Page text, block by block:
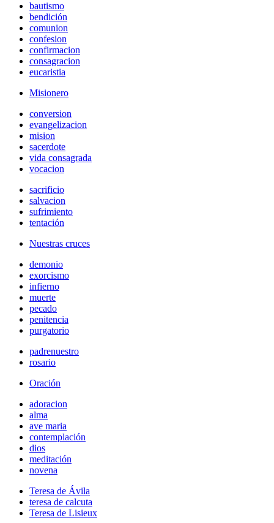
bautismo
bendición
comunion
confesion
confirmacion
consagracion
eucaristia
Misionero
conversion
evangelizacion
mision
sacerdote
vida consagrada
vocacion
sacrificio
salvacion
sufrimiento
tentación
Nuestras cruces
demonio
exorcismo
infierno
muerte
pecado
penitencia
purgatorio
padrenuestro
rosario
Oración
adoracion
alma
ave maria
contemplación
dios
meditación
novena
Teresa de Ávila
teresa de calcuta
Teresa de Lisieux